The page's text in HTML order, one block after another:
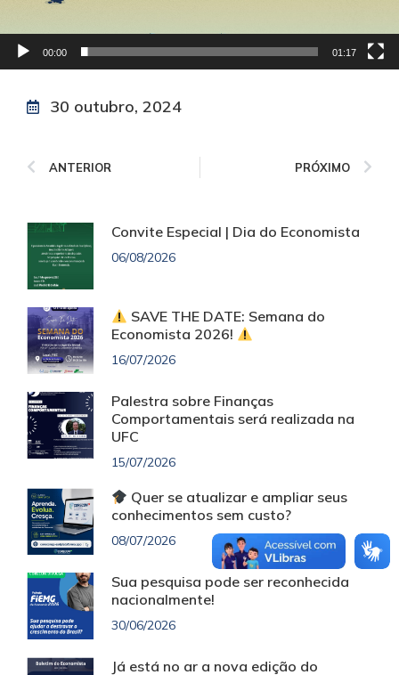
00:00 01:17
30 outubro, 2024
ANTERIOR PRÓXIMO
Convite Especial | Dia do Economista
06/08/2026
SAVE THE DATE: Semana do
Economista 2026!
16/07/2026
Palestra sobre Finanças
Comportamentais será realizada na
UFC
15/07/2026
Quer se atualizar e ampliar seus
conhecimentos sem custo?
08/07/2026
Sua pesquisa pode ser reconhecida
nacionalmente!
30/06/2026
Já está no ar a nova edição do